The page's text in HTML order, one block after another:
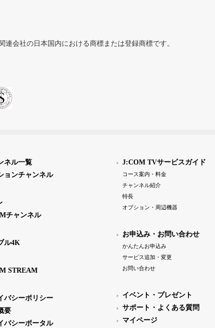
会社の日本国内における商標または登録商標です。
ネル一覧
ョンチャンネル
チャンネル
ル4K
STREAM
バシーポリシー
要
バシーポータル
J:COM TVサービスガイド
コース案内・料金
チャンネル紹介
特長
オプション・周辺機器
お申込み・お問い合わせ
かんたんお申込み
サービス追加・変更
お問い合わせ
イベント・プレゼント
サポート・よくある質問
マイページ